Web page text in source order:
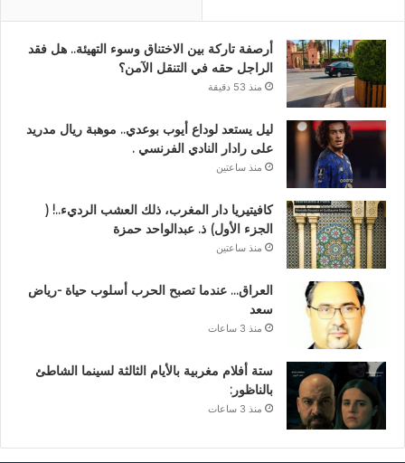
أرصفة تاركة بين الاختناق وسوء التهيئة.. هل فقد
الراجل حقه في التنقل الآمن؟
منذ 53 دقيقة
ليل يستعد لوداع أيوب بوعدي.. موهبة ريال مدريد
على رادار النادي الفرنسي .
منذ ساعتين
كافيتيريا دار المغرب، ذلك العشب الرديء..! (
الجزء الأول) ذ. عبدالواحد حمزة
منذ ساعتين
العراق… عندما تصبح الحرب أسلوب حياة -رياض
سعد
منذ 3 ساعات
ستة أفلام مغربية بالأيام الثالثة لسينما الشاطئ
بالناظور:
منذ 3 ساعات